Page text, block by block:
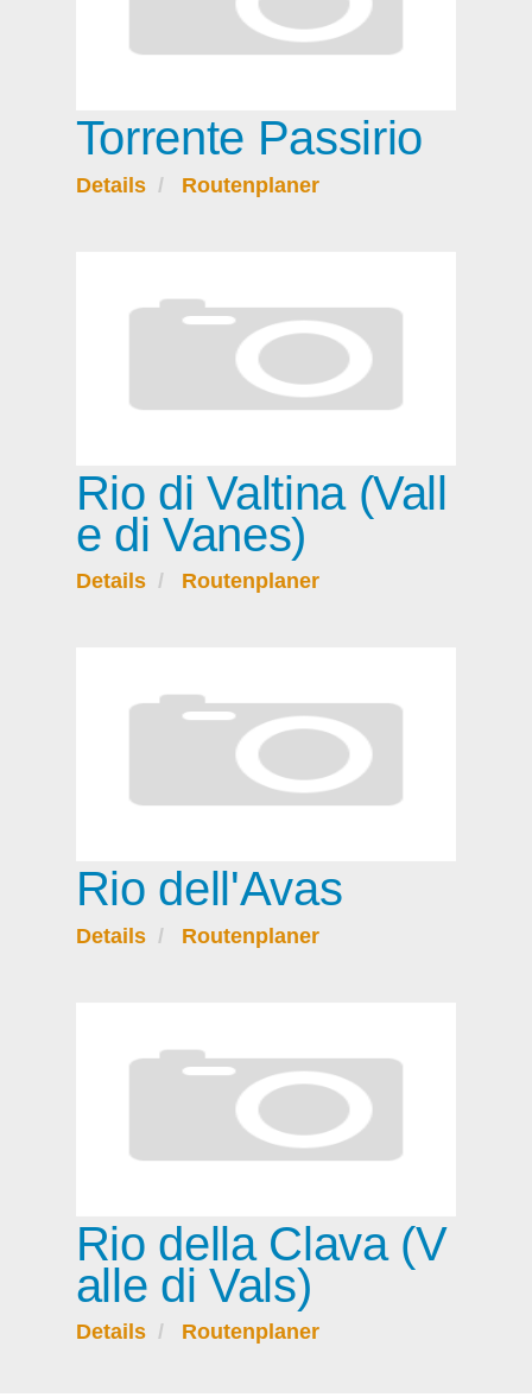
Torrente Passirio
Details Routenplaner
Rio di Valtina (Vall
e di Vanes)
Details Routenplaner
Rio dell'Avas
Details Routenplaner
Rio della Clava (V
alle di Vals)
Details Routenplaner